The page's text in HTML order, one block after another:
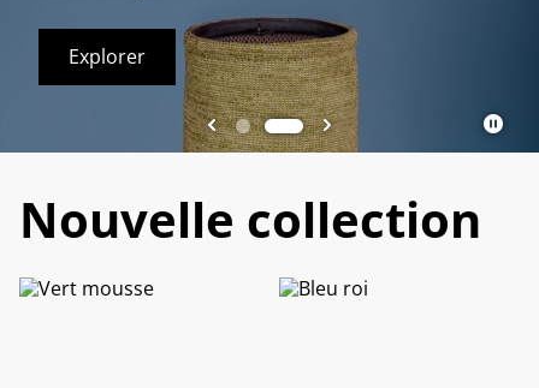
Explorez
Explorer
Nouvelle collection